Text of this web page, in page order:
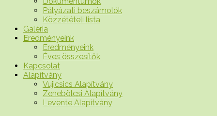
Pályázati beszámolók
Közzétételi lista
Galéria
Eredményeink
Eredményeink
Éves összesítők
Kapcsolat
Alapítvány
Vujicsics Alapítvány
Zenebölcsi Alapítvány
Levente Alapítvány